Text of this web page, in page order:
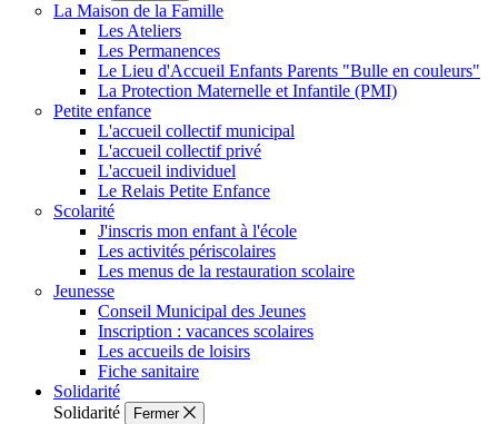
La Maison de la Famille
Les Ateliers
Les Permanences
Le Lieu d'Accueil Enfants Parents "Bulle en couleurs"
La Protection Maternelle et Infantile (PMI)
Petite enfance
L'accueil collectif municipal
L'accueil collectif privé
L'accueil individuel
Le Relais Petite Enfance
Scolarité
J'inscris mon enfant à l'école
Les activités périscolaires
Les menus de la restauration scolaire
Jeunesse
Conseil Municipal des Jeunes
Inscription : vacances scolaires
Les accueils de loisirs
Fiche sanitaire
Solidarité
Solidarité
Fermer